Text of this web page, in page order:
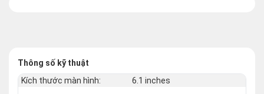
Thông số kỹ thuật
Kích thước màn hình:
6.1 inches